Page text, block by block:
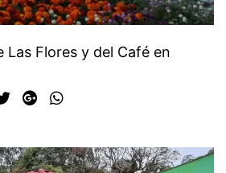
Las Flores y del Café en